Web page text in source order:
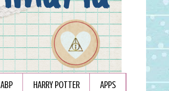
ABP HARRY POTTER APPS